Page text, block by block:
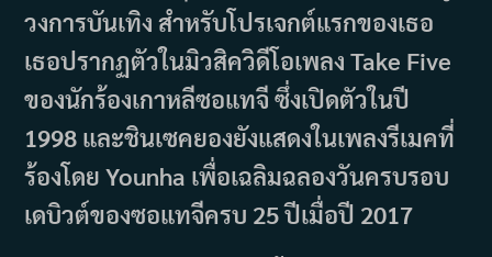
วงการบันเทิง สำหรับโปรเจกต์แรกของเธอ
เธอปรากฏตัวในมิวสิควิดีโอเพลง Take Five
ของนักร้องเกาหลีซอแทจี ซึ่งเปิดตัวในปี
1998 และชินเซคยองยังแสดงในเพลงรีเมคที่
ร้องโดย Younha เพื่อเฉลิมฉลองวันครบรอบ
เดบิวต์ของซอแทจีครบ 25 ปีเมื่อปี 2017